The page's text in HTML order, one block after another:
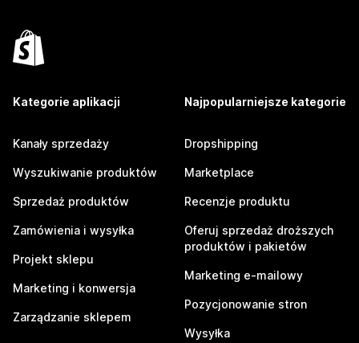
Kategorie aplikacji
Kanały sprzedaży
Wyszukiwanie produktów
Sprzedaż produktów
Zamówienia i wysyłka
Projekt sklepu
Marketing i konwersja
Zarządzanie sklepem
Najpopularniejsze kategorie
Dropshipping
Marketplace
Recenzje produktu
Oferuj sprzedaż droższych
produktów i pakietów
Marketing e-mailowy
Pozycjonowanie stron
Wysyłka